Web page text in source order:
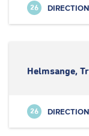
26 DIRECTION
Helmsange,
26 DIRECTION